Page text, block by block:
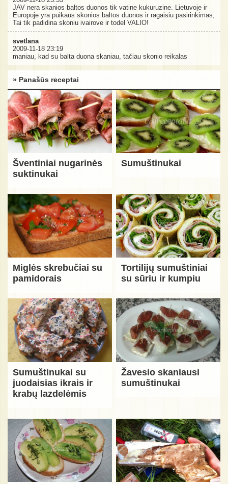
JAV nera skanios baltos duonos tik vatine kukuruzine. Lietuvoje ir
Europoje yra puikaus skonios baltos duonos ir ragaisiu pasirinkimas,
Tai tik padidina skoniu ivairove ir todel VALIO!
svetlana
2009-11-18 23:19
maniau, kad su balta duona skaniau, tačiau skonio reikalas
» Panašūs receptai
Šventiniai nugarinės
suktinukai
Sumuštinukai
Miglės skrebučiai su
pamidorais
Tortilijų sumuštiniai
su sūriu ir kumpiu
Sumuštinukai su
juodaisias ikrais ir
krabų lazdelėmis
Žavesio skaniausi
sumuštinukai